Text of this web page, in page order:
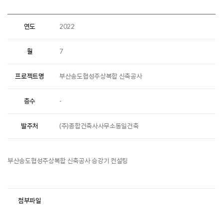
연도 2022
월 7
프로젝트명 부산송도협성주상복합 신축공사
층수 -
발주처 (주)종합건축사사무소동일건축
부산송도협성주상복합 신축공사 승강기 컨설팅
첨부파일